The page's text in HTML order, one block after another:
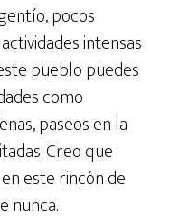
pocos
intensas
pueblo puedes
como
paseos en la
Creo que
este rincón de
nunca.